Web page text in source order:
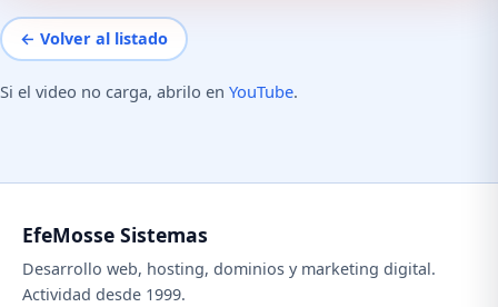
← Volver al listado
Si el video no carga, abrilo en YouTube.
EfeMosse Sistemas
Desarrollo web, hosting, dominios y marketing digital.
Actividad desde 1999.